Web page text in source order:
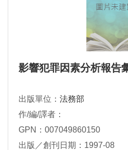
影響犯罪因素分析報告
出版單位： 法務部
作/編/譯者：
GPN：007049860150
出版／創刊日期：1997-08